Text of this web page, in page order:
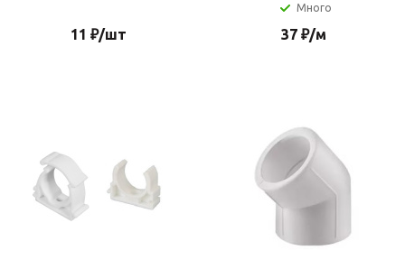
11 ₽/шт
Много
37 ₽/м